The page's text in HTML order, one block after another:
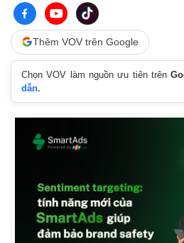
Vụ án
Tin nóng
Tư vấn luật
Thêm VOV trên Google
Chọn VOV làm nguồn ưu tiên trên
dẫn.